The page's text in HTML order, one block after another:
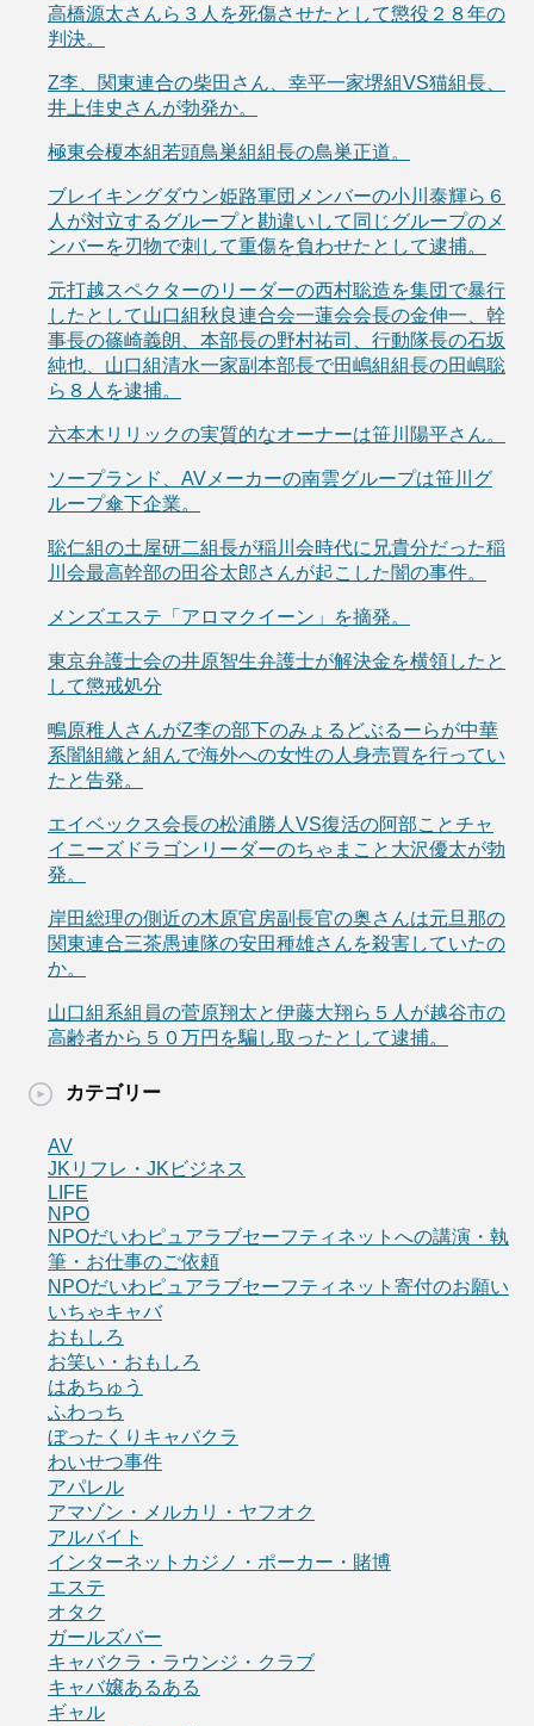
高橋源太さんら３人を死傷させたとして懲役２８年の
判決。
Z李、関東連合の柴田さん、幸平一家堺組VS猫組長、
井上佳史さんが勃発か。
極東会榎本組若頭鳥巣組組長の鳥巣正道。
ブレイキングダウン姫路軍団メンバーの小川泰輝ら６
人が対立するグループと勘違いして同じグループのメ
ンバーを刃物で刺して重傷を負わせたとして逮捕。
元打越スペクターのリーダーの西村聡造を集団で暴行
したとして山口組秋良連合会一蓮会会長の金伸一、幹
事長の篠崎義朗、本部長の野村祐司、行動隊長の石坂
純也、山口組清水一家副本部長で田嶋組組長の田嶋聡
ら８人を逮捕。
六本木リリックの実質的なオーナーは笹川陽平さん。
ソープランド、AVメーカーの南雲グループは笹川グ
ループ傘下企業。
聡仁組の土屋研二組長が稲川会時代に兄貴分だった稲
川会最高幹部の田谷太郎さんが起こした闇の事件。
メンズエステ「アロマクイーン」を摘発。
東京弁護士会の井原智生弁護士が解決金を横領したと
して懲戒処分
鴫原稚人さんがZ李の部下のみょるどぶるーらが中華
系闇組織と組んで海外への女性の人身売買を行ってい
たと告発。
エイベックス会長の松浦勝人VS復活の阿部ことチャ
イニーズドラゴンリーダーのちゃまこと大沢優太が勃
発。
岸田総理の側近の木原官房副長官の奥さんは元旦那の
関東連合三茶愚連隊の安田種雄さんを殺害していたの
か。
山口組系組員の菅原翔太と伊藤大翔ら５人が越谷市の
高齢者から５０万円を騙し取ったとして逮捕。
カテゴリー
AV
JKリフレ・JKビジネス
LIFE
NPO
NPOだいわピュアラブセーフティネットへの講演・執
筆・お仕事のご依頼
NPOだいわピュアラブセーフティネット寄付のお願い
いちゃキャバ
おもしろ
お笑い・おもしろ
はあちゅう
ふわっち
ぼったくりキャバクラ
わいせつ事件
アパレル
アマゾン・メルカリ・ヤフオク
アルバイト
インターネットカジノ・ポーカー・賭博
エステ
オタク
ガールズバー
キャバクラ・ラウンジ・クラブ
キャバ嬢あるある
ギャル